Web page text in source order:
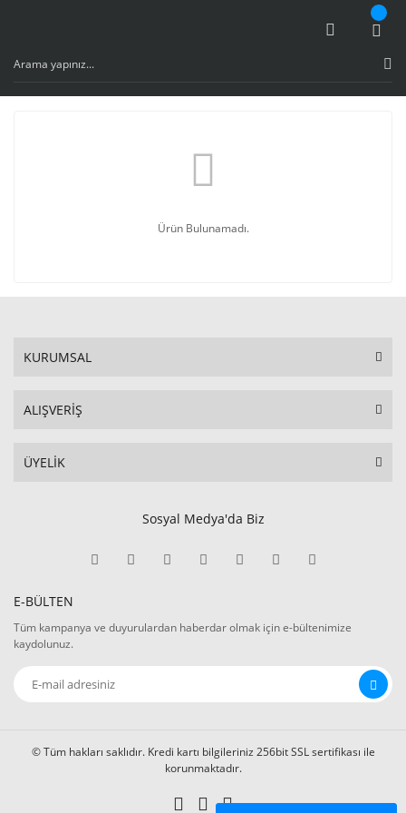
Ürün Bulunamadı.
KURUMSAL
ALIŞVERİŞ
ÜYELİK
Sosyal Medya'da Biz
E-BÜLTEN
Tüm kampanya ve duyurulardan haberdar olmak için e-bültenimize
kaydolunuz.
© Tüm hakları saklıdır. Kredi kartı bilgileriniz 256bit SSL sertifikası ile
korunmaktadır.